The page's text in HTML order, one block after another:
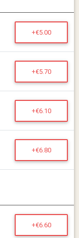
+€5.00
+€5.70
+€6.10
+€6.80
+€6.60